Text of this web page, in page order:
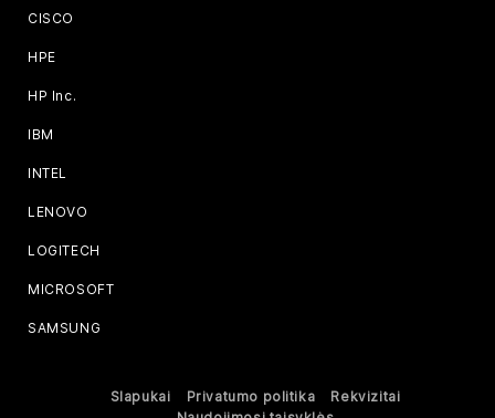
CISCO
HPE
HP Inc.
IBM
INTEL
LENOVO
LOGITECH
MICROSOFT
SAMSUNG
Slapukai Privatumo politika
Rekvizitai